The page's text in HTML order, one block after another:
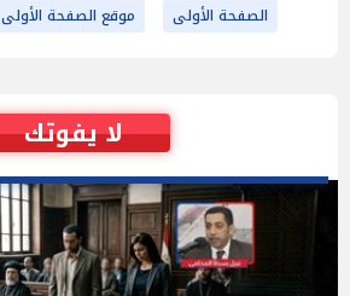
الصفحة الأولى
موقع الصفحة الأولى
لا يفوتك